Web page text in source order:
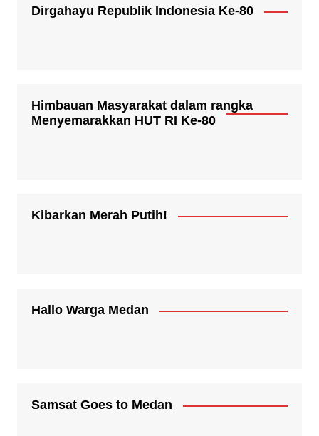
Dirgahayu Republik Indonesia Ke-80
Himbauan Masyarakat dalam rangka
Menyemarakkan HUT RI Ke-80
Kibarkan Merah Putih!
Hallo Warga Medan
Samsat Goes to Medan